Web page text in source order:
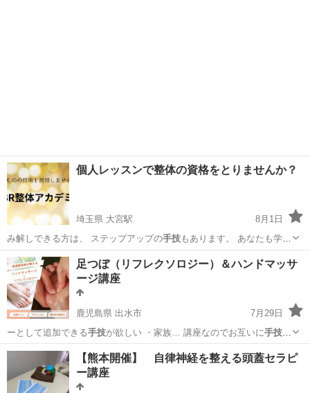
個人レッスンで整体の資格をとりませんか？
埼玉県 大宮駅
8月1日
み解しできる方は、 ステップアップの手技もあります。 あなたも学ん
で…埼玉 さいたま市 大宮駅 資格
足つぼ（リフレクソロジー）＆ハンドマッサ
ージ講座
鹿児島県 出水市
7月29日
ーとして追加できる手技が欲しい ・家族… 講座なのでお互いに手技を
やりあい、即実践… ロジー（あしつぼ）手技が出来るようになり… お
客様に提供できる
手技 の習得！ ■… のハンドマッサージ手技・参加者
同士で… ...
鹿児島 出水市 マッサージ ハンド
【熊本開催】 自律神経を整える頭蓋セラピ
ー講座